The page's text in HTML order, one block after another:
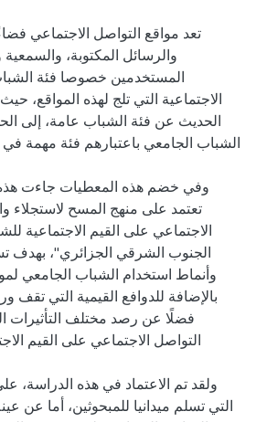
تعد مواقع التواصل الاجتماعي
والرسائل المكتوبة،
المستخدمين خصوصا فئة
الاجتماعية التي تلج لهذه المواقع،
الحديث عن فئة الشباب عامة، إلى
الشباب الجامعي باعتبارهم فئة مهمة
وفي خضم هذه المعطيات جاءت هذه
تعتمد على منهج المسح لاستجلاء
الاجتماعي على القيم الاجتماعية
الجنوب الشرقي الجزائري"، بهدف
وأنماط استخدام الشباب الجامعي
بالإضافة للدوافع القيمية التي تقف
فضلًا عن رصد مختلف التأثيرات
التواصل الاجتماعي على القيم
ولقد تم الاعتماد في هذه الدراسة،
التي تسلم ميدانيا للمبحوثين، أما عن